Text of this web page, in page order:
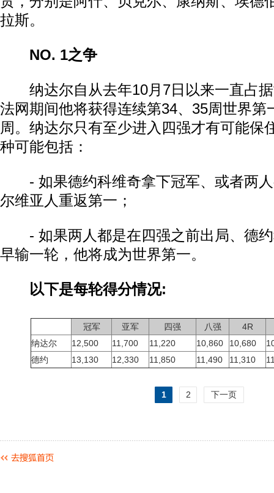
拉斯。
NO. 1之争
纳达尔自从去年10月7日以来一直占据
法网期间他将获得连续第34、35周世界第
周。纳达尔只有至少进入四强才有可能保
种可能包括：
- 如果德约科维奇拿下冠军、或者两人
尔维亚人重返第一；
- 如果两人都是在四强之前出局、德约
早输一轮，他将成为世界第一。
以下是每轮得分情况:
冠军 亚军 四强 八强
4R
纳达尔
12,500 11,700 11,220 10,860 10,680
德约
13,130 12,330 11,850 11,490 11,310
1 2 下一页